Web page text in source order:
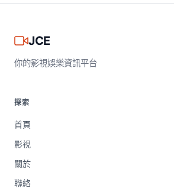
JCE
你的影視娛樂資訊平台
探索
首頁
影視
關於
聯絡